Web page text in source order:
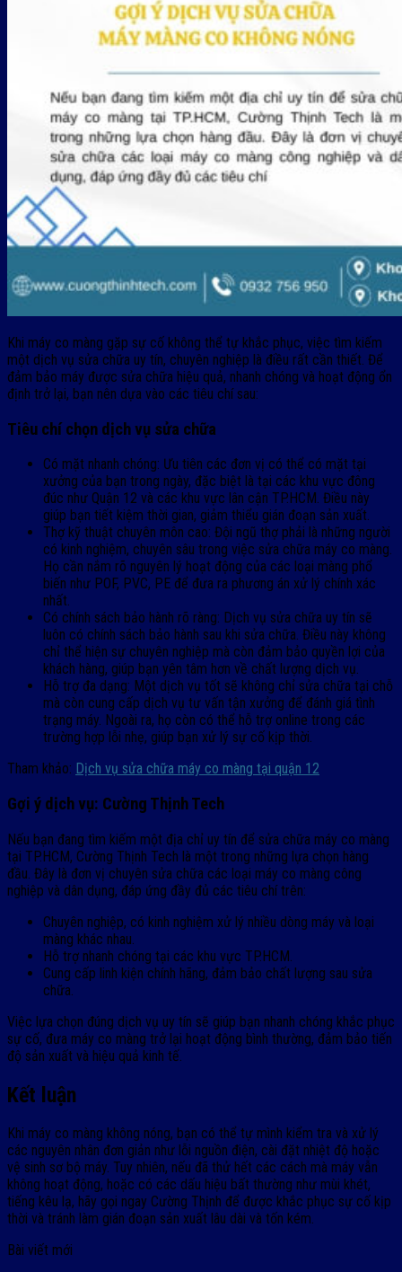
Khi máy co màng gặp sự cố không thể tự khắc phục, việc tìm kiếm
một dịch vụ sửa chữa uy tín, chuyên nghiệp là điều rất cần thiết. Để
đảm bảo máy được sửa chữa hiệu quả, nhanh chóng và hoạt động ổn
định trở lại, bạn nên dựa vào các tiêu chí sau:
Tiêu chí chọn dịch vụ sửa chữa
Có mặt nhanh chóng: Ưu tiên các đơn vị có thể có mặt tại
xưởng của bạn trong ngày, đặc biệt là tại các khu vực đông
đúc như Quận 12 và các khu vực lân cận TP.HCM. Điều này
giúp bạn tiết kiệm thời gian, giảm thiểu gián đoạn sản xuất.
Thợ kỹ thuật chuyên môn cao: Đội ngũ thợ phải là những người
có kinh nghiệm, chuyên sâu trong việc sửa chữa máy co màng.
Họ cần nắm rõ nguyên lý hoạt động của các loại màng phổ
biến như POF, PVC, PE để đưa ra phương án xử lý chính xác
nhất.
Có chính sách bảo hành rõ ràng: Dịch vụ sửa chữa uy tín sẽ
luôn có chính sách bảo hành sau khi sửa chữa. Điều này không
chỉ thể hiện sự chuyên nghiệp mà còn đảm bảo quyền lợi của
khách hàng, giúp bạn yên tâm hơn về chất lượng dịch vụ.
Hỗ trợ đa dạng: Một dịch vụ tốt sẽ không chỉ sửa chữa tại chỗ
mà còn cung cấp dịch vụ tư vấn tận xưởng để đánh giá tình
trạng máy. Ngoài ra, họ còn có thể hỗ trợ online trong các
trường hợp lỗi nhẹ, giúp bạn xử lý sự cố kịp thời.
Tham khảo: Dịch vụ sửa chữa máy co màng tại quận 12
Gợi ý dịch vụ: Cường Thịnh Tech
Nếu bạn đang tìm kiếm một địa chỉ uy tín để sửa chữa máy co màng
tại TP.HCM, Cường Thịnh Tech là một trong những lựa chọn hàng
đầu. Đây là đơn vị chuyên sửa chữa các loại máy co màng công
nghiệp và dân dụng, đáp ứng đầy đủ các tiêu chí trên:
Chuyên nghiệp, có kinh nghiệm xử lý nhiều dòng máy và loại
màng khác nhau.
Hỗ trợ nhanh chóng tại các khu vực TP.HCM.
Cung cấp linh kiện chính hãng, đảm bảo chất lượng sau sửa
chữa.
Việc lựa chọn đúng dịch vụ uy tín sẽ giúp bạn nhanh chóng khắc phục
sự cố, đưa máy co màng trở lại hoạt động bình thường, đảm bảo tiến
độ sản xuất và hiệu quả kinh tế.
Kết luận
Khi máy co màng không nóng, bạn có thể tự mình kiểm tra và xử lý
các nguyên nhân đơn giản như lỗi nguồn điện, cài đặt nhiệt độ hoặc
vệ sinh sơ bộ máy. Tuy nhiên, nếu đã thử hết các cách mà máy vẫn
không hoạt động, hoặc có các dấu hiệu bất thường như mùi khét,
tiếng kêu lạ, hãy gọi ngay Cường Thịnh để được khắc phục sự cố kịp
thời và tránh làm gián đoạn sản xuất lâu dài và tốn kém.
Bài viết mới